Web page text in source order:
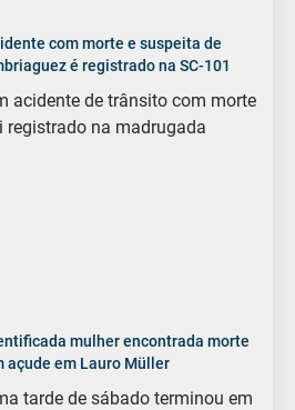
com morte e suspeita de
é registrado na SC-101
acidente de trânsito com morte
registrado na madrugada
mulher encontrada morte
açude em Lauro Müller
tarde de sábado terminou em